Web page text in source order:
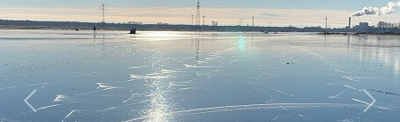
Previous Next